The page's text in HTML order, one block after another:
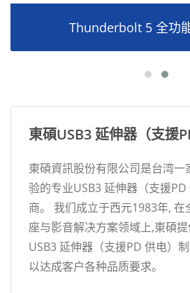
Thunderbolt 5 全功
東碩USB3 延伸器（支援
東碩資訊股份有限公司是台湾
验的专业USB3 延伸器（支援
商。 我们成立于西元1983年,
座与影音解决方案领域上,東碩
USB3 延伸器（支援PD 供电）
以达成客户各种品质要求。